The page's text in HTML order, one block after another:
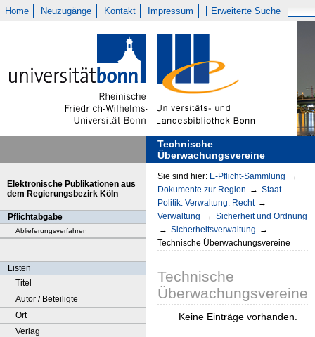
Home Neuzugänge Kontakt Impressum Erweiterte Suche
Technische
Überwachungsvereine
Elektronische Publikationen aus
dem Regierungsbezirk Köln
Pflichtabgabe
Ablieferungsverfahren
Listen
Titel
Autor / Beteiligte
Ort
Verlag
Sie sind hier: E-Pflicht-Sammlung →
Dokumente zur Region → Staat.
Politik. Verwaltung. Recht →
Verwaltung → Sicherheit und Ordnung
→ Sicherheitsverwaltung →
Technische Überwachungsvereine
Technische
Überwachungsvereine
Keine Einträge vorhanden.